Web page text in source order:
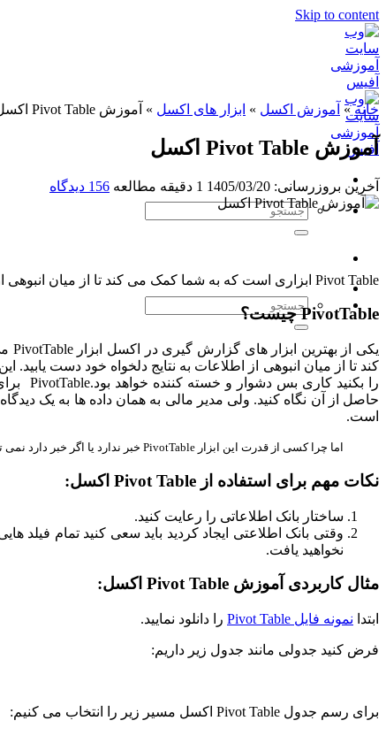
Skip to content
خانه» آموزش اکسل » ابزار های اکسل » آموزش Pivot Table اکسل
آموزش Pivot Table اکسل
آخرین بروزرسانی: 1405/03/20 1 دقیقه مطالعه 156 دیدگاه
Pivot Table ابزاری است که به شما کمک می کند تا از میان انبوهی از اطلاعات به نتایج دلخواه خود دست یابید.
PivotTable چیست؟
کند تا از میان انبوهی از اطلاعات به نتایج دلخواه خود دست یابید.
است.
اما چرا کسی از قدرت این ابزار PivotTable خبر ندارد یا اگر خبر دارد نمی تواند از آن به درستی استفاده کند؟
نکات مهم برای استفاده از Pivot Table اکسل:
ساختار بانک اطلاعاتی را رعایت کنید.
وقتی بانک اطلاعتی ایجاد کردید باید سعی کنید تمام فیلد
نخواهید یافت.
مثال کاربردی آموزش Pivot Table اکسل:
ابتدا نمونه فایل Pivot Table را دانلود نمایید.
فرض کنید جدولی مانند جدول زیر داریم:
برای رسم جدول Pivot Table اکسل مسیر زیر را انتخاب می کنیم: